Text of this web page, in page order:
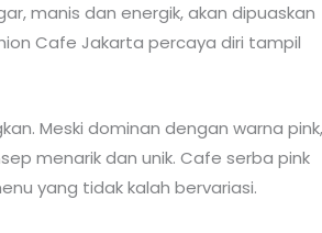
manis dan energik, akan dipuaskan
Cafe Jakarta percaya diri tampil
Meski dominan dengan warna pink,
menarik dan unik. Cafe serba pink
yang tidak kalah bervariasi.